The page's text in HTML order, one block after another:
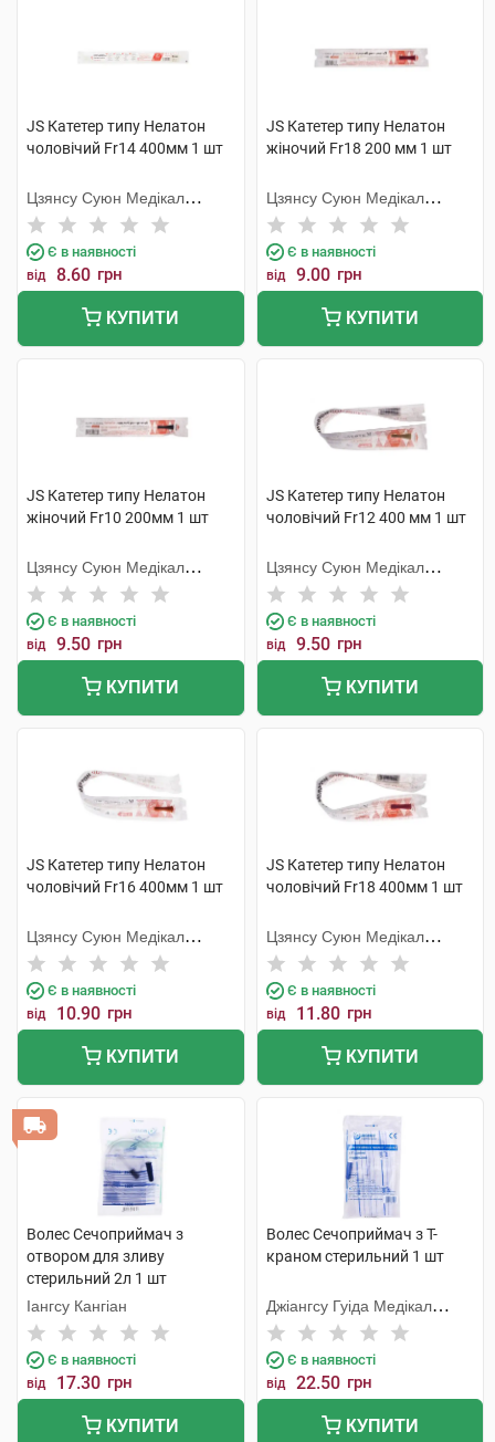
JS Катетер типу Нелатон
чоловічий Fr14 400мм 1 шт
Цзянсу Суюн Медікал
Метіріалс
Є в наявності
від 8.60 грн
КУПИТИ
JS Катетер типу Нелатон
жіночий Fr18 200 мм 1 шт
Цзянсу Суюн Медікал
Метіріалс
Є в наявності
від 9.00 грн
КУПИТИ
JS Катетер типу Нелатон
жіночий Fr10 200мм 1 шт
Цзянсу Суюн Медікал
Метіріалс
Є в наявності
від 9.50 грн
КУПИТИ
JS Катетер типу Нелатон
чоловічий Fr12 400 мм 1 шт
Цзянсу Суюн Медікал
Метіріалс
Є в наявності
від 9.50 грн
КУПИТИ
JS Катетер типу Нелатон
чоловічий Fr16 400мм 1 шт
Цзянсу Суюн Медікал
Метіріалс
Є в наявності
від 10.90 грн
КУПИТИ
JS Катетер типу Нелатон
чоловічий Fr18 400мм 1 шт
Цзянсу Суюн Медікал
Метіріалс
Є в наявності
від 11.80 грн
КУПИТИ
Волес Сечоприймач з
отвором для зливу
стерильний 2л 1 шт
Іангсу Кангіан
Є в наявності
від 17.30 грн
КУПИТИ
Волес Сечоприймач з Т-
краном стерильний 1 шт
Джіангсу Гуіда Медікал
Інструментс Ко.
Є в наявності
від 22.50 грн
КУПИТИ